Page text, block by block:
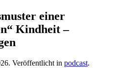
einer
Kindheit –
. Veröffentlicht in podcast.